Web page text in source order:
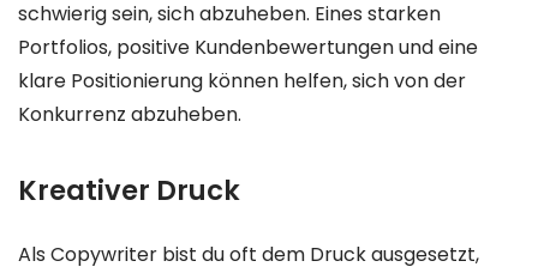
schwierig sein, sich abzuheben. Eines starken
Portfolios, positive Kundenbewertungen und eine
klare Positionierung können helfen, sich von der
Konkurrenz abzuheben.
Kreativer Druck
Als Copywriter bist du oft dem Druck ausgesetzt,